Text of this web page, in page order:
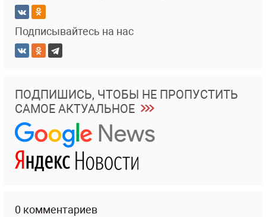
Подписывайтесь на нас
ПОДПИШИСЬ, ЧТОБЫ НЕ ПРОПУСТИТЬ
САМОЕ АКТУАЛЬНОЕ
0 комментариев